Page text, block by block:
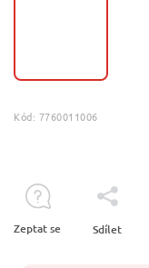
Kód: 7760011006
Zeptat se Sdílet